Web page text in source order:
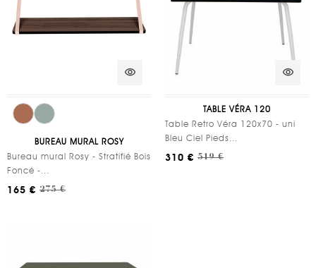
visibility
BUREAU MURAL ROSY
Bureau mural Rosy - Stratifié Bois
Foncé -...
165 € 275 €
visibility
TABLE VÉRA 120
Table Retro Véra 120x70 - uni
Bleu Ciel Pieds...
310 € 519 €